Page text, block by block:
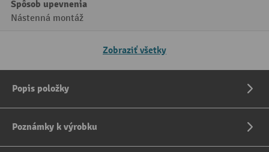
Spôsob upevnenia
Nástenná montáž
Zobraziť všetky
Popis položky
Poznámky k výrobku